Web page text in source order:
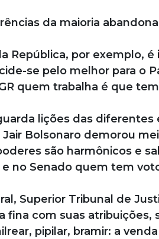
da maioria
República, por exemplo,
se pelo melhor para o
quem trabalha é que
lições das
Bolsonaro demorou
são harmônicos e
e no Senado quem tem
Superior Tribunal de
fina com suas atribuições,
pipilar, bramir: a